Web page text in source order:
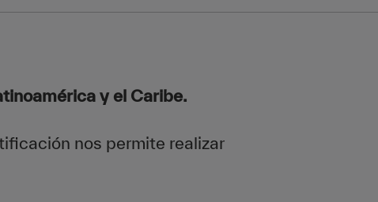
y el Caribe.
nos permite realizar